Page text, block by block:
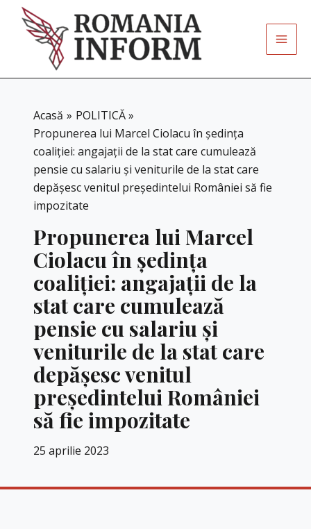
content
Acasă
POLITICĂ
Propunerea lui Marcel Ciolacu în ședința
coaliției: angajații de la stat care cumulează
pensie cu salariu și veniturile de la stat care
depășesc venitul președintelui României să fie
impozitate
Propunerea lui Marcel
Ciolacu în ședința
coaliției: angajații de la
stat care cumulează
pensie cu salariu și
veniturile de la stat care
depășesc venitul
președintelui României
să fie impozitate
25 aprilie 2023